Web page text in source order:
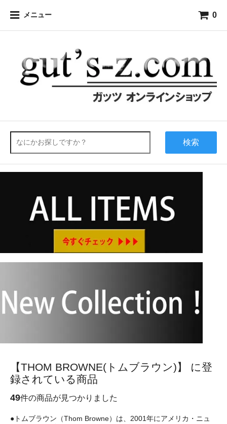
メニュー 0
検索
【THOM BROWNE(トムブラウン)】 に登
録されている商品
49件の商品が見つかりました
●トムブラウン（Thom Browne）は、2001年にアメリカ・ニュ